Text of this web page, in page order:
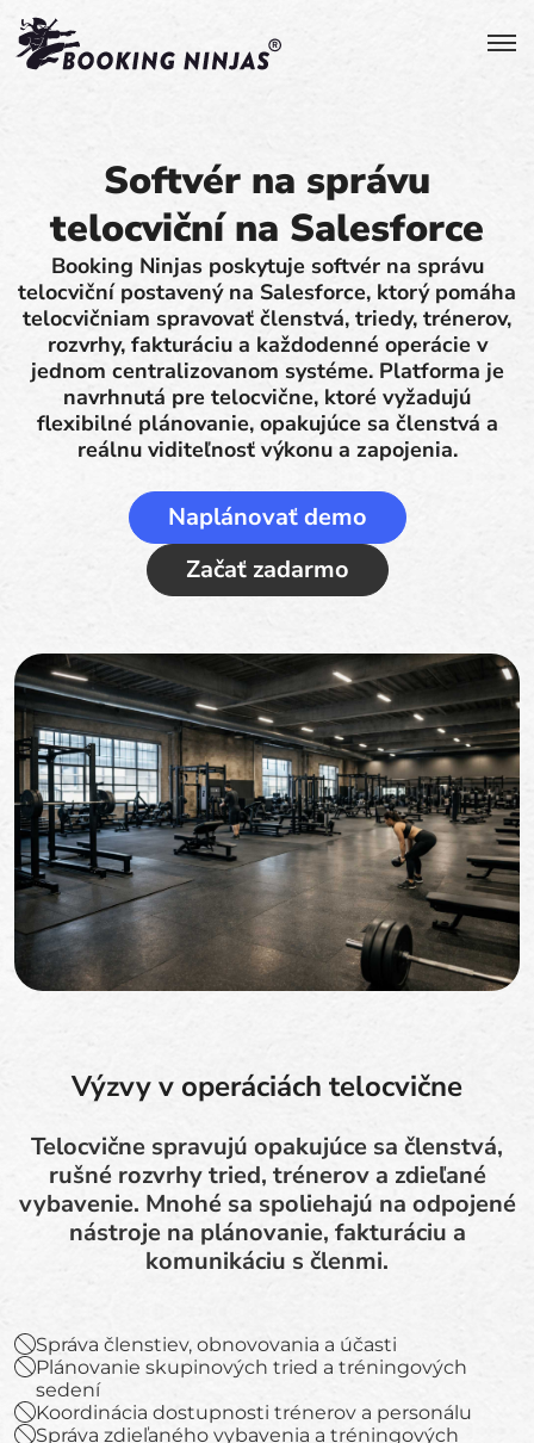
Softvér na správu
telocviční na Salesforce
Booking Ninjas poskytuje softvér na správu
telocviční postavený na Salesforce, ktorý pomáha
telocvičniam spravovať členstvá, triedy, trénerov,
rozvrhy, fakturáciu a každodenné operácie v
jednom centralizovanom systéme. Platforma je
navrhnutá pre telocvične, ktoré vyžadujú
flexibilné plánovanie, opakujúce sa členstvá a
reálnu viditeľnosť výkonu a zapojenia.
Naplánovať demo
Začať zadarmo
Výzvy v operáciách telocvične
Telocvične spravujú opakujúce sa členstvá,
rušné rozvrhy tried, trénerov a zdieľané
vybavenie. Mnohé sa spoliehajú na odpojené
nástroje na plánovanie, fakturáciu a
komunikáciu s členmi.
Správa členstiev, obnovovania a účasti
Plánovanie skupinových tried a tréningových
sedení
Koordinácia dostupnosti trénerov a personálu
Správa zdieľaného vybavenia a tréningových